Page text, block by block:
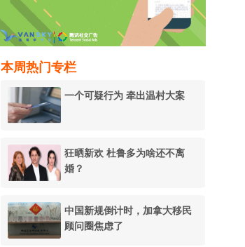
本周热门专栏
一个可疑行为 牵出温村大案
狂晒新欢 杜鲁多为啥还不离
婚？
中国新规倒计时，加拿大移民
顾问圈焦虑了